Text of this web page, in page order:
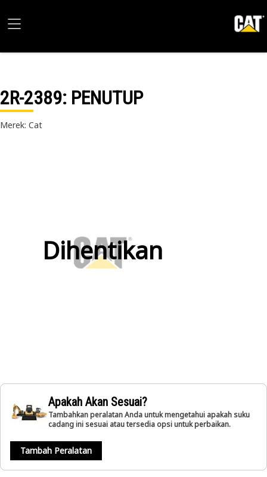
2R-2389: PENUTUP
Merek: Cat
Dihentikan
Apakah Akan Sesuai?
Tambahkan peralatan Anda untuk mengetahui apakah suku
cadang ini sesuai atau tersedia opsi untuk perbaikan.
Tambah Peralatan